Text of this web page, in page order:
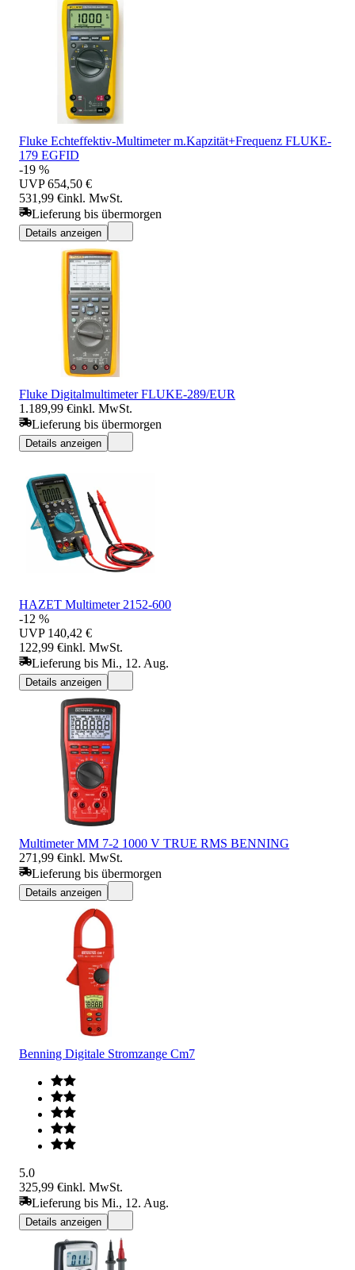
Fluke Echteffektiv-Multimeter m.Kapzität+Frequenz FLUKE-
179 EGFID
-19 %
UVP 654,50 €
531,99 €inkl. MwSt.
Lieferung bis übermorgen
Details anzeigen
Fluke Digitalmultimeter FLUKE-289/EUR
1.189,99 €inkl. MwSt.
Lieferung bis übermorgen
Details anzeigen
HAZET Multimeter 2152-600
-12 %
UVP 140,42 €
122,99 €inkl. MwSt.
Lieferung bis Mi., 12. Aug.
Details anzeigen
Multimeter MM 7-2 1000 V TRUE RMS BENNING
271,99 €inkl. MwSt.
Lieferung bis übermorgen
Details anzeigen
Benning Digitale Stromzange Cm7
5.0
325,99 €inkl. MwSt.
Lieferung bis Mi., 12. Aug.
Details anzeigen